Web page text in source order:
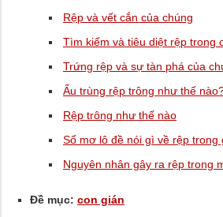
Rệp và vết cắn của chúng
Tìm kiếm và tiêu diệt rệp trong
Trứng rệp và sự tàn phá của
Ấu trùng rệp trông như thế
Rệp trông như thế nào
Sổ mơ lô đề nói gì về rệp trong
Nguyên nhân gây ra rệp trong
Đề mục: con gián